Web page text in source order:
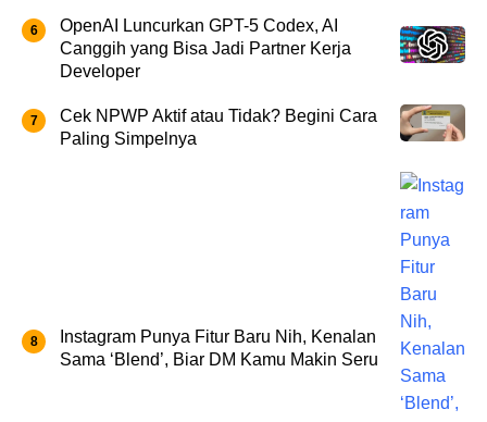
OpenAI Luncurkan GPT-5 Codex, AI
Canggih yang Bisa Jadi Partner Kerja
Developer
Cek NPWP Aktif atau Tidak? Begini Cara
Paling Simpelnya
Instagram Punya Fitur Baru Nih, Kenalan
Sama ‘Blend’, Biar DM Kamu Makin Seru